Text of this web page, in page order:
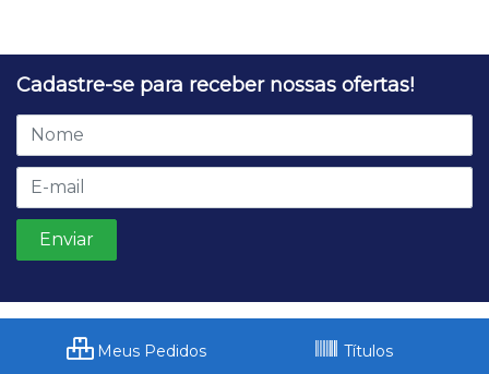
Cadastre-se para receber nossas ofertas!
Meus Pedidos Títulos